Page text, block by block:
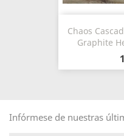
Chaos
Graphite
Infórmese de nuestras